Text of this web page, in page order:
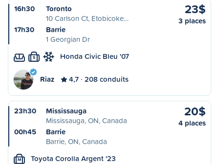
16h30
Toronto
10 Carlson Ct, Etobicoke…
17h30
Barrie
1 Georgian Dr
23$
3 places
S Honda Civic Bleu '07
Riaz 4,7 208 conduits
23h30
Mississauga
Mississauga, ON, Canada
00h45
Barrie
Barrie, ON, Canada
20$
4 places
M Toyota Corolla Argent '23